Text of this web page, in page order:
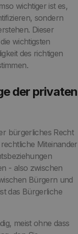
wichtiger ist es,
sondern
Dieser
wichtigsten
des richtigen
der privaten
bürgerliches Recht
Miteinander
- also zwischen
Bürgern und
das Bürgerliche
meist ohne dass